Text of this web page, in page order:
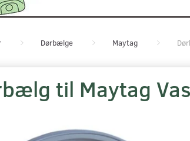
Dørbælge Maytag
til Maytag